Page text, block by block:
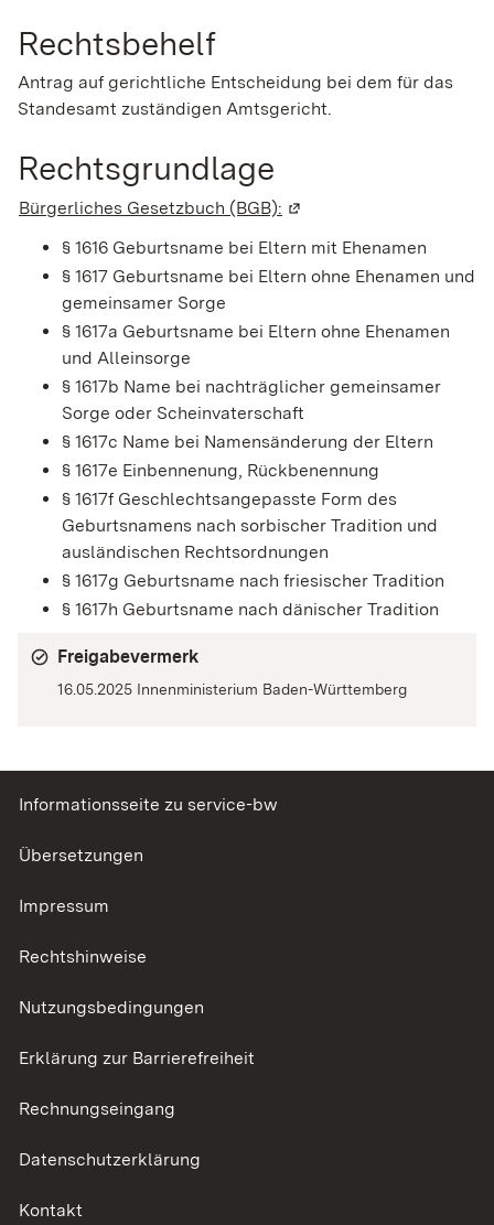
Rechtsbehelf
Antrag auf gerichtliche Entscheidung bei dem für das
Standesamt zuständigen Amtsgericht.
Rechtsgrundlage
Bürgerliches Gesetzbuch (BGB): (Wird in einem neuen
§ 1616 Geburtsname bei Eltern mit Ehenamen
§ 1617 Geburtsname bei Eltern ohne Ehenamen und
gemeinsamer Sorge
§ 1617a Geburtsname bei Eltern ohne Ehenamen
und Alleinsorge
§ 1617b Name bei nachträglicher gemeinsamer
Sorge oder Scheinvaterschaft
§ 1617c Name bei Namensänderung der Eltern
§ 1617e Einbennenung, Rückbenennung
§ 1617f Geschlechtsangepasste Form des
Geburtsnamens nach sorbischer Tradition und
ausländischen Rechtsordnungen
§ 1617g Geburtsname nach friesischer Tradition
§ 1617h Geburtsname nach dänischer Tradition
Freigabevermerk
16.05.2025 Innenministerium Baden-Württemberg
Informationsseite zu service-bw
Übersetzungen
Impressum
Rechtshinweise
Nutzungsbedingungen
Erklärung zur Barrierefreiheit
Rechnungseingang
Datenschutzerklärung
Kontakt